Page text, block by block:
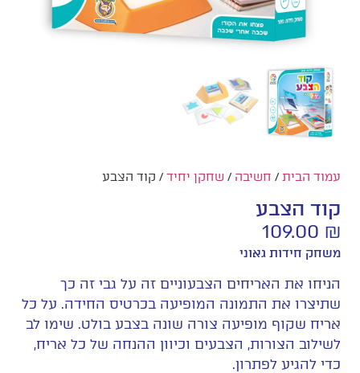
עמוד הבית/ חשיבה / שחקן יחיד/ קוד הצבע
קוד הצבע
109.00 ₪
משחק חידות גאוני
הניחו את האריחים הצבעוניים זה על גבי זה כך
שתיצרו את התמונה המופיעה בכרטיס החידה. על כל
אריח שקוף מופיעה צורה שונה בצבע בולט. שימו לב
לשילוב הצורות, הצבעים וכיוון ההנחה של כל אריח,
כדי להגיע לפתרון.